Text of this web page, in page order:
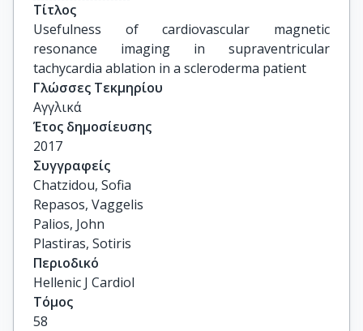
Τίτλος
Usefulness of cardiovascular magnetic
resonance imaging in supraventricular
tachycardia ablation in a scleroderma patient
Γλώσσες Τεκμηρίου
Αγγλικά
Έτος δημοσίευσης
2017
Συγγραφείς
Chatzidou, Sofia
Repasos, Vaggelis
Palios, John
Plastiras, Sotiris
Περιοδικό
Hellenic J Cardiol
Τόμος
58